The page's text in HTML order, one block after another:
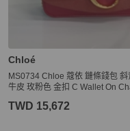
Chloé
MS0734 Chloe 蔻依 鏈條錢包 斜
牛皮 玫粉色 金扣 C Wallet On
TWD 15,672